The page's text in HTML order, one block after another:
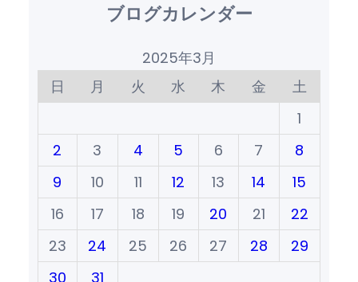
ブログカレンダー
2025年3月
日
月 火 水 木 金
土
1
2
3 4 5 6 7
8
9
10 11 12 13 14
15
16
17 18 19 20 21
22
23
24 25 26 27 28
29
30
31